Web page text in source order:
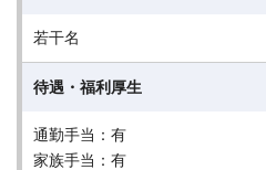
若干名
待遇・福利厚生
通勤手当：有
家族手当：有